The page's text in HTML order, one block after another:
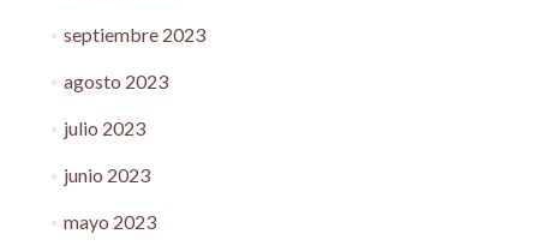
septiembre 2023
agosto 2023
julio 2023
junio 2023
mayo 2023